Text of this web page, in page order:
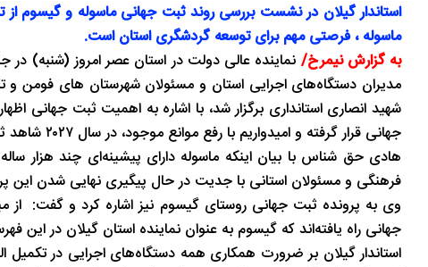
استاندار گیلان در نشست بررسی روند ثبت جهانی ماسوله و گیسوم
ماسوله ، فرصتی مهم برای توسعه گردشگری استان است.
به گزارش نیمرخ/ نماینده عالی دولت در استان عصر امروز (شنبه)
مدیران دستگاه‌های اجرایی استان و مسئولان شهرستان های فومن
شهید انصاری استانداری برگزار شد، با اشاره به اهمیت ثبت جهانی
جهانی قرار گرفته و امیدواریم با رفع موانع موجود، در سال ۲۰۲۷ شاهد ثبت جهانی این شهر تاریخی باشیم.
هادی حق شناس با بیان اینکه ماسوله دارای پیشینه‌ای چند هزار
فرهنگی و مسئولان استانی با جدیت در حال پیگیری نهایی شدن این
جهانی راه یافته‌اند که گیسوم به عنوان نماینده استان گیلان در این
استاندار گیلان بر ضرورت همکاری همه دستگاه‌های اجرایی در